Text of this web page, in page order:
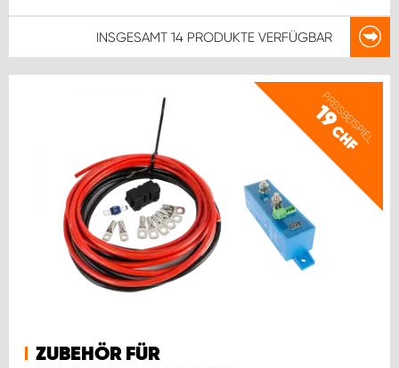
INSGESAMT 14 PRODUKTE VERFÜGBAR
PREISBEISPIEL
19
CHF
ZUBEHÖR FÜR